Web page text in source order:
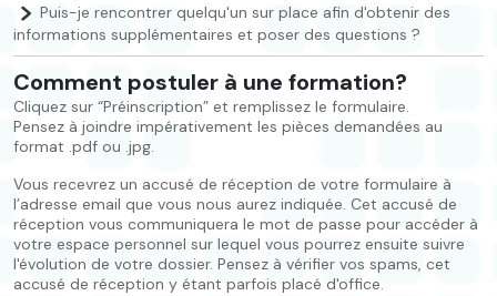
Puis-je rencontrer quelqu'un sur place afin d'obtenir des
informations supplémentaires et poser des questions ?
Comment postuler à une formation?
Cliquez sur “Préinscription” et remplissez le formulaire.
Pensez à joindre impérativement les pièces demandées au
format .pdf ou .jpg.
Vous recevrez un accusé de réception de votre formulaire à
l’adresse email que vous nous aurez indiquée. Cet accusé de
réception vous communiquera le mot de passe pour accéder à
votre espace personnel sur lequel vous pourrez ensuite suivre
l'évolution de votre dossier. Pensez à vérifier vos spams, cet
accusé de réception y étant parfois placé d'office.